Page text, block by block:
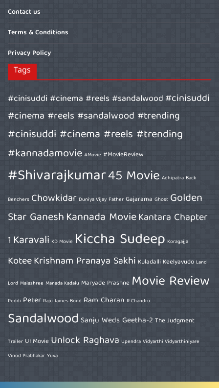
Contact us
Terms & Conditions
Privacy Policy
Tags
#cinisuddi #cinema #reels #sandalwood#cinisuddi
#cinema #reels #sandalwood #trending
#cinisuddi #cinema #reels #trending
#kannadamovie #Movie #MovieReview
#Shivarajkumar45 Movie Adhipatra Back
Benchers Chowkidar Duniya Vijay Father Gajarama Ghost Golden
Star GaneshKannada MovieKantara Chapter
1 Karavali KD Movie Kiccha Sudeep Koragajja
KoteeKrishnam Pranaya Sakhi Kuladalli Keelyavudo Land
Lord Malashree Manada Kadalu Maryade Prashne Movie Review
Peddi Peter Raju James Bond Ram Charan R Chandru
Sandalwood Sanju Weds Geetha-2 The Judgment
Trailer UI Movie Unlock Raghava Upendra Vidyarthi Vidyarthiniyare
Vinod Prabhakar Yuva